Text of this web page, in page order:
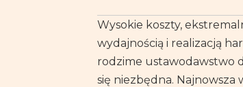
Wysokie koszty,
wydajnością i realizacją
rodzime ustawodawstwo
się niezbędna. Najnowsza